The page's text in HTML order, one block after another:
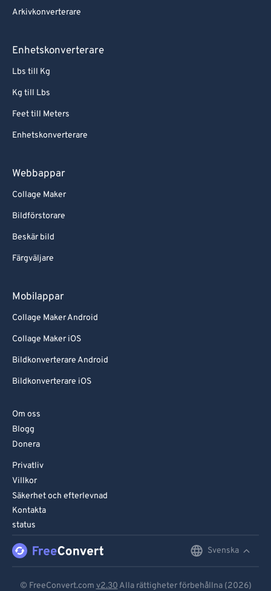
Arkivkonverterare
Enhetskonverterare
Lbs till Kg
Kg till Lbs
Feet till Meters
Enhetskonverterare
Webbappar
Collage Maker
Bildförstorare
Beskär bild
Färgväljare
Mobilappar
Collage Maker Android
Collage Maker iOS
Bildkonverterare Android
Bildkonverterare iOS
Om oss
Blogg
Donera
Privatliv
Villkor
Säkerhet och efterlevnad
Kontakta
status
Svenska
© FreeConvert.com v2.30 Alla rättigheter förbehållna (2026)